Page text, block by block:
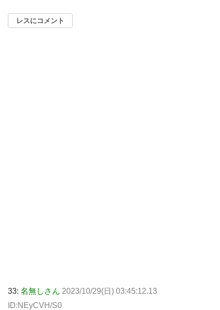
レスにコメント
33: 名無しさん 2023/10/29(日) 03:45:12.13
ID:NEyCVH/S0